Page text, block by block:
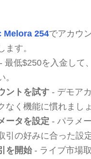
Melora 254でアカウ
ます。
最低$250を入金して
。
ントを試す- デモア
なく機能に慣れましょ
ータを設定 - パラメ
引の好みに合った設
を開始- ライブ市場